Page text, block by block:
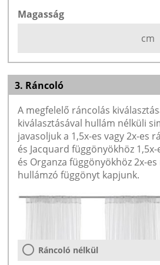
Magasság
cm
3. Ráncoló
A megfelelő ráncolás
kiválasztásával hullám nélküli
javasoljuk a 1,5x-es vagy 2x-es
és Jacquard függönyökhöz
és Organza függönyökhöz 2x-
hullámzó függönyt kapjunk.
Ráncoló nélkül